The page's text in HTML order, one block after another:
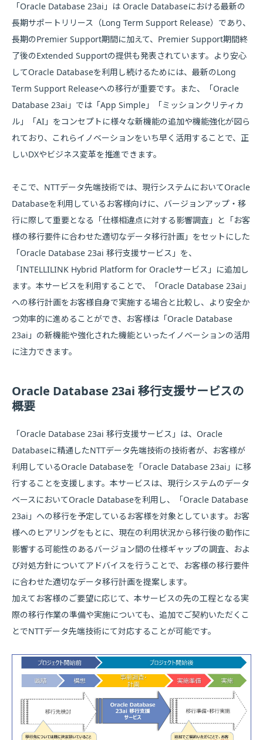
「Oracle Database 23ai」は Oracle Databaseにおける最新の
長期サポートリリース（Long Term Support Release）であり、
長期のPremier Support期間に加えて、Premier Support期間終
了後のExtended Supportの提供も発表されています。より安心
してOracle Databaseを利用し続けるためには、最新のLong
Term Support Releaseへの移行が重要です。また、「Oracle
Database 23ai」では「App Simple」「ミッションクリティカ
ル」「AI」をコンセプトに様々な新機能の追加や機能強化が図ら
れており、これらイノベーションをいち早く活用することで、正
しいDXやビジネス変革を推進できます。
そこで、NTTデータ先端技術では、現行システムにおいてOracle
Databaseを利用しているお客様向けに、バージョンアップ・移
行に際して重要となる「仕様相違点に対する影響調査」と「お客
様の移行要件に合わせた適切なデータ移行計画」をセットにした
「Oracle Database 23ai 移行支援サービス」を、
「INTELLILINK Hybrid Platform for Oracleサービス」に追加し
ます。本サービスを利用することで、「Oracle Database 23ai」
への移行計画をお客様自身で実施する場合と比較し、より安全か
つ効率的に進めることができ、お客様は「Oracle Database
23ai」の新機能や強化された機能といったイノベーションの活用
に注力できます。
Oracle Database 23ai 移行支援サービスの
概要
「Oracle Database 23ai 移行支援サービス」は、Oracle
Databaseに精通したNTTデータ先端技術の技術者が、お客様が
利用しているOracle Databaseを「Oracle Database 23ai」に移
行することを支援します。本サービスは、現行システムのデータ
ベースにおいてOracle Databaseを利用し、「Oracle Database
23ai」への移行を予定しているお客様を対象としています。お客
様へのヒアリングをもとに、現在の利用状況から移行後の動作に
影響する可能性のあるバージョン間の仕様ギャップの調査、およ
び対処方針についてアドバイスを行うことで、お客様の移行要件
に合わせた適切なデータ移行計画を提案します。
加えてお客様のご要望に応じて、本サービスの先の工程となる実
際の移行作業の準備や実施についても、追加でご契約いただくこ
とでNTTデータ先端技術にて対応することが可能です。